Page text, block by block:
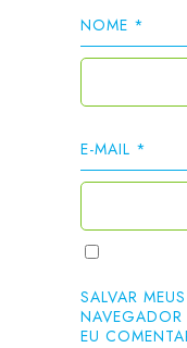
NOME *
E-MAIL *
SALVAR
EU